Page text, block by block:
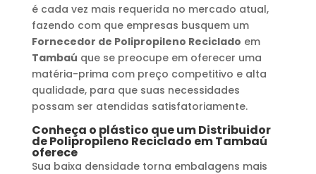
é cada vez mais requerida no mercado atual,
fazendo com que empresas busquem um
Fornecedor de Polipropileno Reciclado em
Tambaú que se preocupe em oferecer uma
matéria-prima com preço competitivo e alta
qualidade, para que suas necessidades
possam ser atendidas satisfatoriamente.
Conheça o plástico que umDistribuidor
de Polipropileno Reciclado emTambaú
oferece
Sua baixa densidade torna embalagens mais